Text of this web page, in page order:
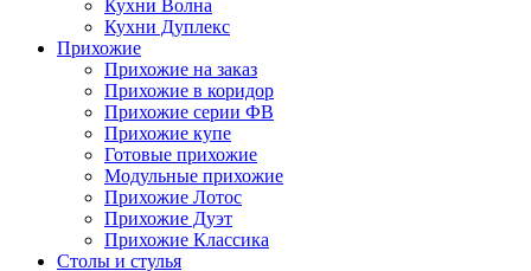
Кухни Волна
Кухни Дуплекс
Прихожие
Прихожие на заказ
Прихожие в коридор
Прихожие серии ФВ
Прихожие купе
Готовые прихожие
Модульные прихожие
Прихожие Лотос
Прихожие Дуэт
Прихожие Классика
Столы и стулья